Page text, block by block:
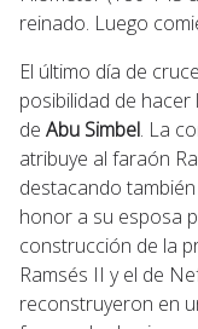
reinado. Luego
El último día de
posibilidad de
de Abu Simbel. La
atribuye al faraón
destacando
honor a su esposa
construcción de la
Ramsés II y el de
reconstruyeron en